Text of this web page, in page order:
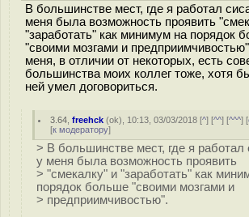
В большинстве мест, где я работал
меня была возможность проявить
"заработать" как минимум на порядок
"своими мозгами и
меня, в отличии от некоторых, есть
большинства моих коллег тоже, хотя
ней умел договориться.
3.64 ,freehck (ok), 10:13, 03/03/2018 [^] [^^] [^^^] [
[к модератору]
> В большинстве мест, где я
у меня была возможность проявить
> "смекалку" и "заработать" как
порядок больше "своими мозгами и
> предприимчивостью".